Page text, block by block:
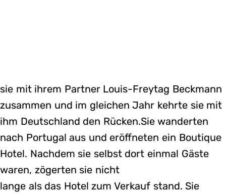
sie mit ihrem Partner Louis-Freytag Beckmann
zusammen und im gleichen Jahr kehrte sie mit
ihm Deutschland den Rücken.Sie wanderten
nach Portugal aus und eröffneten ein Boutique
Hotel. Nachdem sie selbst dort einmal Gäste
waren, zögerten sie nicht
lange als das Hotel zum Verkauf stand. Sie